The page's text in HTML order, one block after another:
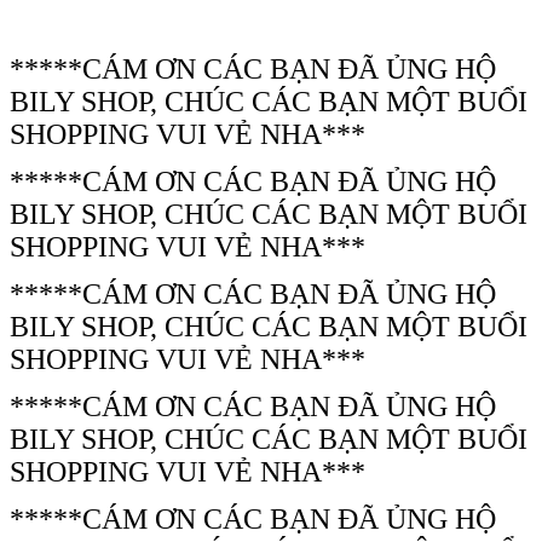
*****CÁM ƠN CÁC BẠN ĐÃ ỦNG HỘ
BILY SHOP, CHÚC CÁC BẠN MỘT BUỔI
SHOPPING VUI VẺ NHA***
*****CÁM ƠN CÁC BẠN ĐÃ ỦNG HỘ
BILY SHOP, CHÚC CÁC BẠN MỘT BUỔI
SHOPPING VUI VẺ NHA***
*****CÁM ƠN CÁC BẠN ĐÃ ỦNG HỘ
BILY SHOP, CHÚC CÁC BẠN MỘT BUỔI
SHOPPING VUI VẺ NHA***
*****CÁM ƠN CÁC BẠN ĐÃ ỦNG HỘ
BILY SHOP, CHÚC CÁC BẠN MỘT BUỔI
SHOPPING VUI VẺ NHA***
*****CÁM ƠN CÁC BẠN ĐÃ ỦNG HỘ